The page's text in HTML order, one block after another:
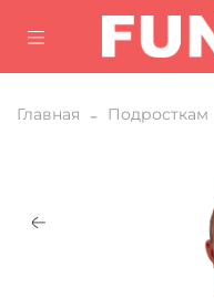
Главная Подросткам